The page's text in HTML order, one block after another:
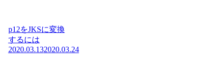
p12をJKSに変換
するには
2020.03.132020.03.24